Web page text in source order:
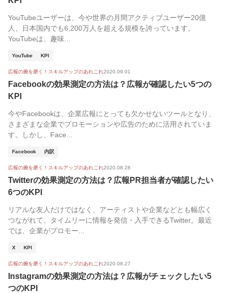
YouTubeユーザーは、今や世界の月間アクティブユーザー20億
人、日本国内でも6,200万人を超える規模を誇っています。
YouTubeは、趣味...
YouTube KPI
広報の腕を磨く！スキルアップのあれこれ2020.09.01
Facebookの効果測定の方法は？広報が確認したい5つの
KPI
今やFacebookは、企業広報にとっても欠かせないツールとなり、
さまざまな企業でプロモーションや広告のために活用されていま
す。しかし、Face...
Facebook 内訳
広報の腕を磨く！スキルアップのあれこれ2020.08.28
Twitterの効果測定の方法は？広報PR担当者が確認したい
6つのKPI
リアルな友人だけではなく、アーティストや企業などとも幅広く
つながれて、タイムリーに情報を発信・入手できるTwitter。最近
では、企業がプロモー...
X KPI
広報の腕を磨く！スキルアップのあれこれ2020.08.27
Instagramの効果測定の方法は？広報がチェックしたい5
つのKPI